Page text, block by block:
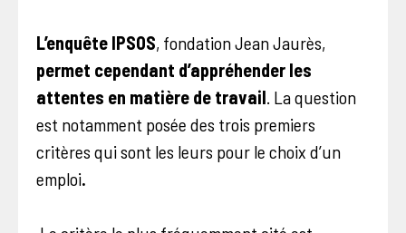
L’enquête IPSOS, fondation Jean Jaurès,
permet cependant d’appréhender les
attentes en matière de travail. La question
est notamment posée des trois premiers
critères qui sont les leurs pour le choix d’un
emploi.